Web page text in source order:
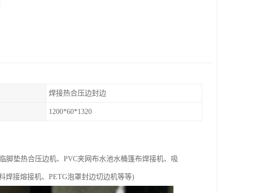
焊接热合压边封边
1200*60*1320
脚垫热合压边机、PVC夹网布水池水桶篷布焊接机、吸
焊接熔接机、PETG泡罩封边切边机等等)